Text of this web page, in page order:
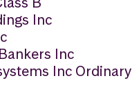
Inc
Inc
Inc Ordinary